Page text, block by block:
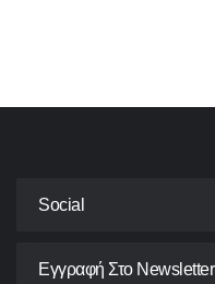
Social
Εγγραφή Στο Newsletter